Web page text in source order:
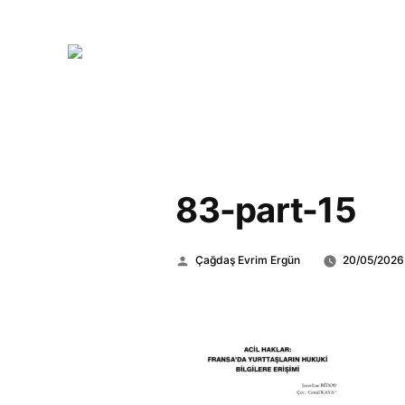
83-part-15
Gönderen:
Çağdaş Evrim Ergün 20/05/2026